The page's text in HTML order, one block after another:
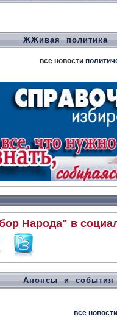
ЖЖивая политика
все новости
Народа" в
Анонсы и события
все